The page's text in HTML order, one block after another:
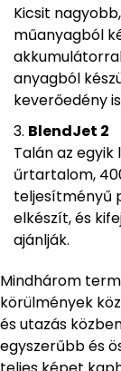
Kicsit
műanyagból
anyagból
keverőedény
BlendJet 2
Talán az
űrtartalom,
teljesítményű
elkészít, és
ajánlják.
Mindhárom
körülmények
és utazás
egyszerűbb és